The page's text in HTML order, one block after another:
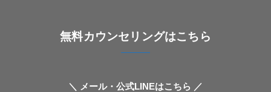
無料カウンセリングはこちら
＼ メール・公式LINEはこちら ／